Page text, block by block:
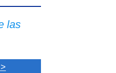
las